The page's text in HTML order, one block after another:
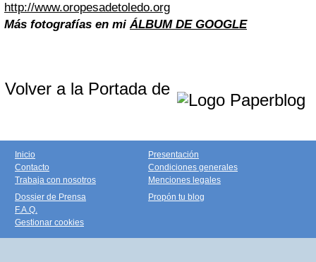
http://www.oropesadetoledo.org
Más fotografías en miÁLBUM DE GOOGLE
Volver a la Portada de
Inicio
Contacto
Trabaja con nosotros
Presentación
Condiciones generales
Menciones legales
Dossier de Prensa
F.A.Q.
Gestionar cookies
Propón tu blog